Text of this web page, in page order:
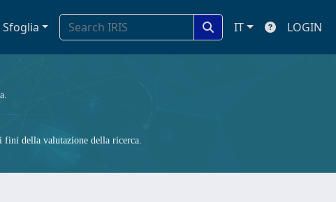
Sfoglia IT LOGIN
fini della valutazione della ricerca.